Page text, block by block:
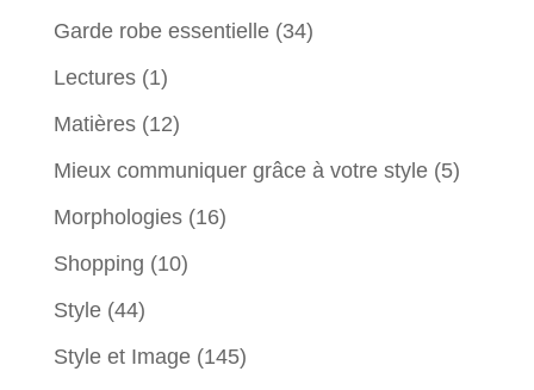
Garde robe essentielle(34)
Lectures(1)
Matières(12)
Mieux communiquer grâce à votre style(5)
Morphologies(16)
Shopping (10)
Style(44)
Style et Image(145)